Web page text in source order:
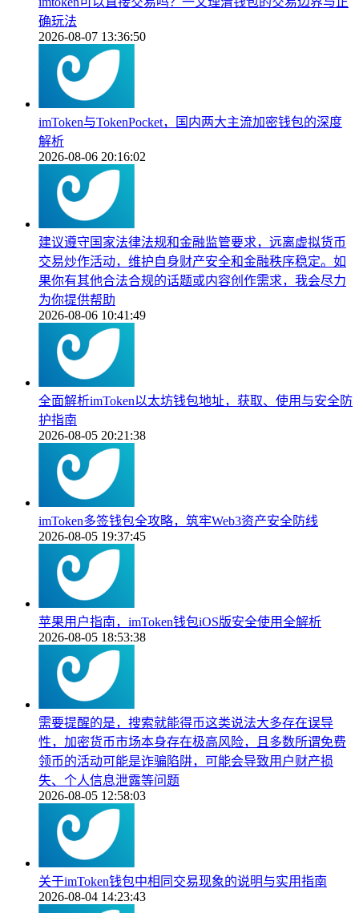
确玩法
2026-08-07 13:36:50
imToken与TokenPocket，国内两大主流加密钱包的深度
解析
2026-08-06 20:16:02
建议遵守国家法律法规和金融监管要求，远离虚拟货币
交易炒作活动，维护自身财产安全和金融秩序稳定。如
果你有其他合法合规的话题或内容创作需求，我会尽力
为你提供帮助
2026-08-06 10:41:49
全面解析imToken以太坊钱包地址，获取、使用与安全防
护指南
2026-08-05 20:21:38
imToken多签钱包全攻略，筑牢Web3资产安全防线
2026-08-05 19:37:45
苹果用户指南，imToken钱包iOS版安全使用全解析
2026-08-05 18:53:38
需要提醒的是，搜索就能得币这类说法大多存在误导
性，加密货币市场本身存在极高风险，且多数所谓免费
领币的活动可能是诈骗陷阱，可能会导致用户财产损
失、个人信息泄露等问题
2026-08-05 12:58:03
关于imToken钱包中相同交易现象的说明与实用指南
2026-08-04 14:23:43